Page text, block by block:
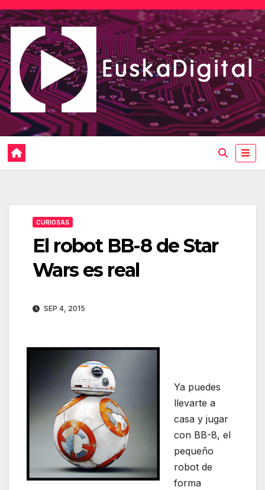
Saltar
al
contenido
CURIOSAS
El robot BB-8 de Star
Wars es real
SEP 4, 2015
Ya puedes
llevarte a
casa y jugar
con BB-8, el
pequeño
robot de
forma